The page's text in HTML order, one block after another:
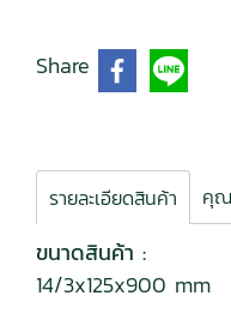
Share
รายละเอียดสินค้า คุ
ขนาดสินค้า :
14/3x125x900 mm